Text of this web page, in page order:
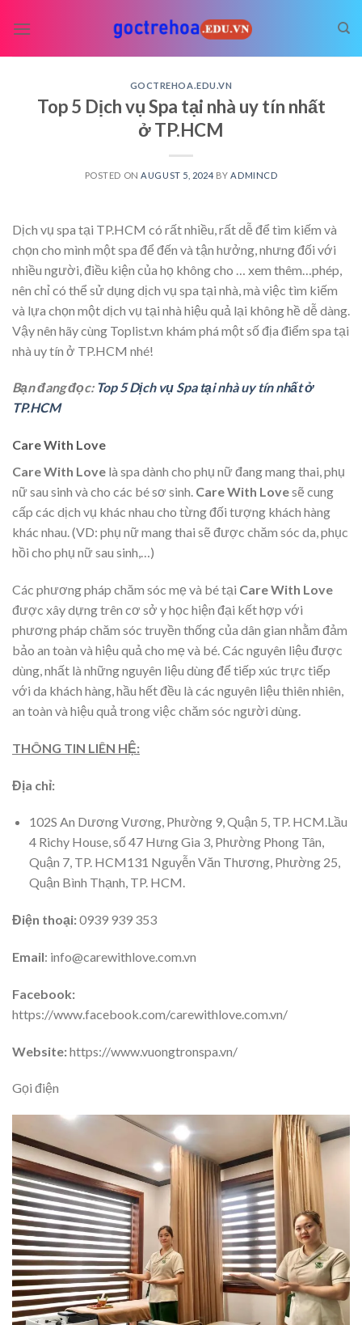
GOCTREHOA.EDU.VN
Top 5 Dịch vụ Spa tại nhà uy tín nhất
ở TP.HCM
POSTED ON AUGUST 5, 2024 BY ADMINCD
Dịch vụ spa tại TP.HCM có rất nhiều, rất dễ để tìm kiếm và
chọn cho mình một spa để đến và tận hưởng, nhưng đối với
nhiều người, điều kiện của họ không cho
… xem thêm… phép,
nên chỉ có thể sử dụng dịch vụ spa tại nhà, mà việc tìm kiếm
và lựa chọn một dịch vụ tại nhà hiệu quả lại không hề dễ dàng.
Vậy nên hãy cùng Toplist.vn khám phá một số địa điểm spa tại
nhà uy tín ở TP.HCM nhé!
Bạn đang đọc: Top 5 Dịch vụ Spa tại nhà uy tín nhất ở
TP.HCM
Care With Love
Care With Love là spa dành cho phụ nữ đang mang thai, phụ
nữ sau sinh và cho các bé sơ sinh. Care With Lovesẽ cung
cấp các dịch vụ khác nhau cho từng đối tượng khách hàng
khác nhau. (VD: phụ nữ mang thai sẽ được chăm sóc da, phục
hồi cho phụ nữ sau sinh,…)
Các phương pháp chăm sóc mẹ và bé tại Care With Love
được xây dựng trên cơ sở y học hiện đại kết hợp với
phương pháp chăm sóc truyền thống của dân gian nhằm đảm
bảo an toàn và hiệu quả cho mẹ và bé. Các nguyên liệu được
dùng, nhất là những nguyên liệu dùng để tiếp xúc trực tiếp
với da khách hàng, hầu hết đều là các nguyên liệu thiên nhiên,
an toàn và hiệu quả trong việc chăm sóc người dùng.
THÔNG TIN LIÊN HỆ:
Địa chỉ:
102S An Dương Vương, Phường 9, Quận 5, TP. HCM.Lầu
4 Richy House, số 47 Hưng Gia 3, Phường Phong Tân,
Quận 7, TP. HCM131 Nguyễn Văn Thương, Phường 25,
Quận Bình Thạnh, TP. HCM.
Điện thoại:0939 939 353
Email: info@carewithlove.com.vn
Facebook:
https://www.facebook.com/carewithlove.com.vn/
Website:https://www.vuongtronspa.vn/
Gọi điện